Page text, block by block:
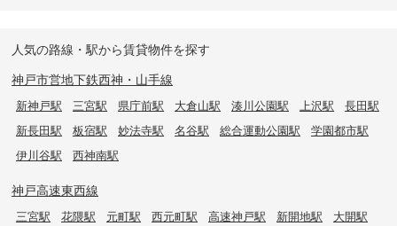
人気の路線・駅から賃貸物件を探す
神戸市営地下鉄西神・山手線
新神戸駅 三宮駅 県庁前駅 大倉山駅 湊川公園駅 上沢駅
長田駅
新長田駅
板宿駅 妙法寺駅 名谷駅 総合運動公園駅
学園都市駅
伊川谷駅
西神南駅
神戸高速東西線
三宮駅 花隈駅 元町駅 西元町駅 高速神戸駅 新開地駅
大開駅